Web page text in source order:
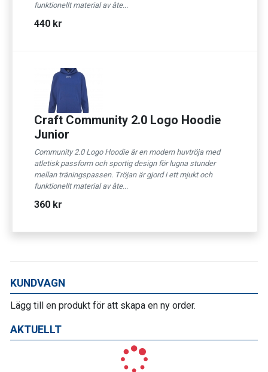
KUNDVAGN
Lägg till en produkt för att skapa en ny order.
AKTUELLT
funktionellt material av åte...
440 kr
Craft Community 2.0 Logo Hoodie
Junior
Community 2.0 Logo Hoodie är en modern huvtröja med
atletisk passform och sportig design för lugna stunder
mellan träningspassen. Tröjan är gjord i ett mjukt och
funktionellt material av åte...
360 kr